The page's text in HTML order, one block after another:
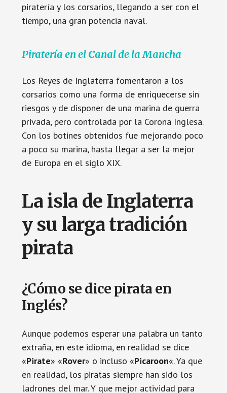
piratería y los corsarios, llegando a ser con el
tiempo, una gran potencia naval.
Piratería en el Canal de la Mancha
Los Reyes de Inglaterra fomentaron a los
corsarios como una forma de enriquecerse sin
riesgos y de disponer de una marina de guerra
privada, pero controlada por la Corona Inglesa.
Con los botines obtenidos fue mejorando poco
a poco su marina, hasta llegar a ser la mejor
de Europa en el siglo XIX.
La isla de Inglaterra
y su larga tradición
pirata
¿Cómo se dice pirata en
Inglés?
Aunque podemos esperar una palabra un tanto
extraña, en este idioma, en realidad se dice
«Pirate» «Rover» o incluso «Picaroon«. Ya que
en realidad, los piratas siempre han sido los
ladrones del mar. Y que mejor actividad para